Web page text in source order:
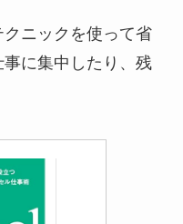
ニックを使って省
に集中したり、残